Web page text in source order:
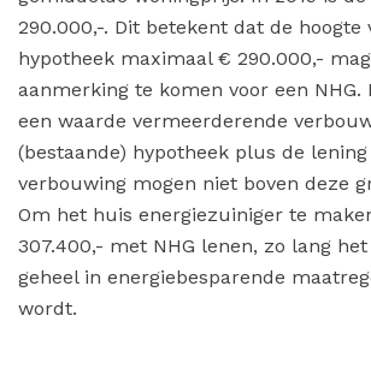
290.000,-. Dit betekent dat de hoogte
hypotheek maximaal € 290.000,-
aanmerking te komen voor een NHG.
een waarde vermeerderende
(bestaande) hypotheek plus de lening
verbouwing mogen niet boven deze
Om het huis energiezuiniger te
307.400,- met NHG lenen, zo lang
geheel in energiebesparende
wordt.